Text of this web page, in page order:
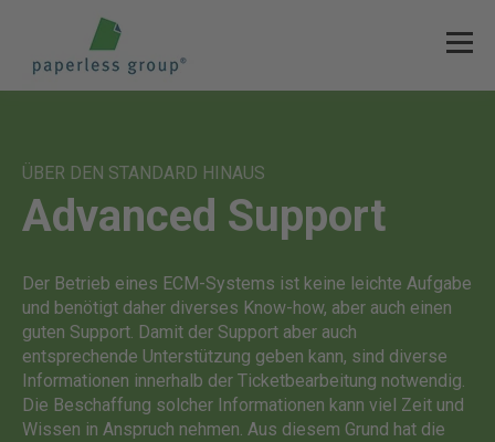
ÜBER DEN STANDARD HINAUS
Advanced Support
Der Betrieb eines ECM-Systems ist keine leichte Aufgabe
und benötigt daher diverses Know-how, aber auch einen
guten Support. Damit der Support aber auch
entsprechende Unterstützung geben kann, sind diverse
Informationen innerhalb der Ticketbearbeitung notwendig.
Die Beschaffung solcher Informationen kann viel Zeit und
Wissen in Anspruch nehmen. Aus diesem Grund hat die